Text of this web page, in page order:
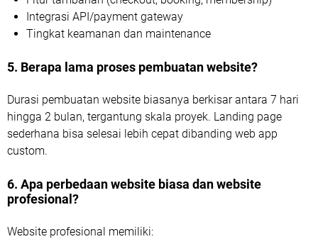
Integrasi API/payment gateway
Tingkat keamanan dan maintenance
5. Berapa lama proses pembuatan website?
Durasi pembuatan website biasanya berkisar antara 7 hari
hingga 2 bulan, tergantung skala proyek. Landing page
sederhana bisa selesai lebih cepat dibanding web app
custom.
6. Apa perbedaan website biasa dan website
profesional?
Website profesional memiliki: